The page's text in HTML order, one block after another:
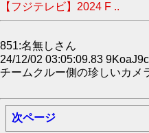
【フジテレビ】2024 F ..
851:名無しさん
24/12/02 03:05:09.83
チームクルー側の珍しいカメ
次ページ